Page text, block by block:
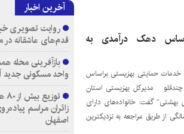
دهک درآمدی به
خدمات حمایتی بهزیستی براساس
چندقلو مدیرکل بهزیستی استان
بهشتی” گفت: خانواده‌های دارای
چند قلو از زمان تولد تا پایان سن ۶سالگی از طریق مراجعه به نزدیکترین
آخرین اخبار
روایت تصویری
قدم‌های عاشقانه در
واحد مسکونی جدید
زائران مراسم
اصفهان